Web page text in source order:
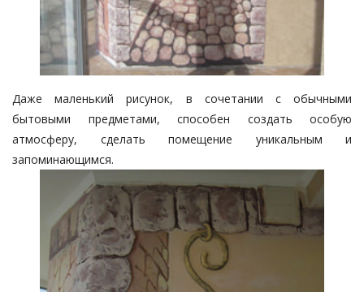
Даже маленький рисунок, в сочетании с обычными
бытовыми предметами, способен создать особую
атмосферу, сделать помещение уникальным и
запоминающимся.